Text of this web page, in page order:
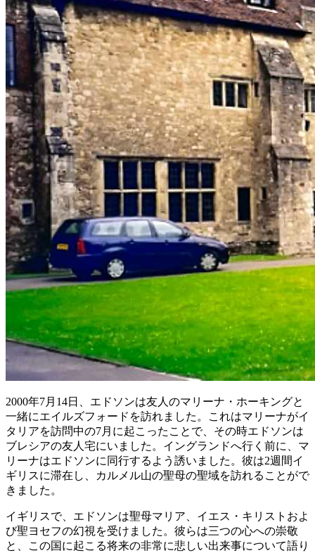
2000年7月14日、エドソンは友人のマリーナ・ホーキングと
一緒にエイルズフォードを訪れました。これはマリーナがイ
タリアを訪問中の7月に起こったことで、その時エドソンは
ブレシアの友人宅にいました。イングランドへ行く前に、マ
リーナはエドソンに同行するよう誘いました。彼は2週間イ
ギリスに滞在し、カルメル山の聖母の聖域を訪れることがで
きました。
イギリスで、エドソンは聖母マリア、イエス・キリストおよ
び聖ヨセフの幻視を受けました。彼らは三つの心への崇敬
と、この国に起こる将来の非常に悲しい出来事について語り